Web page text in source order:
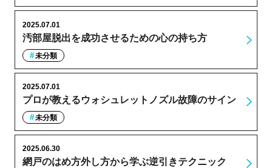
汚部屋脱出を成功させるための心の持ち方
2025.07.01
未分類
プロが教えるウォシュレットノズル故障のサイン
2025.07.01
未分類
網戸のはめ方外し方から学ぶ逆引きテクニック
2025.06.30